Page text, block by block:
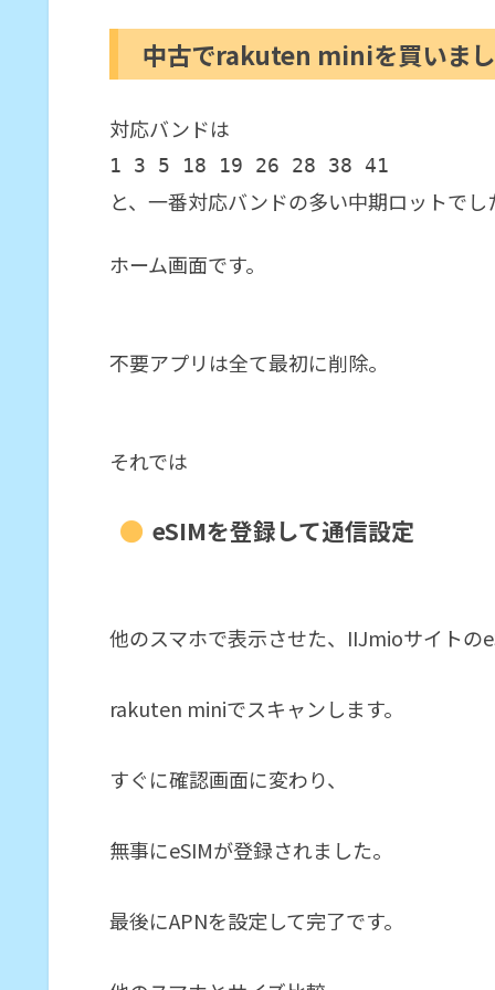
中古でrakuten miniを買いまし
対応バンドは
1 3 5 18 19 26 28 38 41
と、一番対応バンドの多い中期ロットでし
ホーム画面です。
不要アプリは全て最初に削除。
それでは
eSIMを登録して通信設定
他のスマホで表示させた、IIJmioサイトの
rakuten miniでスキャンします。
すぐに確認画面に変わり、
無事にeSIMが登録されました。
最後にAPNを設定して完了です。